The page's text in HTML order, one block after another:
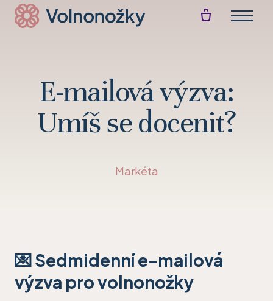
Menu
E-mailová výzva:
Umíš se docenit?
Markéta
💌 Sedmidenní e-mailová
výzva pro volnonožky